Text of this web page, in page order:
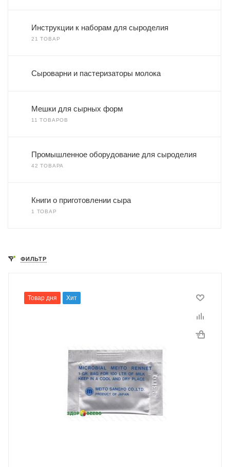
Инструкции к наборам для сыроделия
21 ТОВАР
Сыроварни и пастеризаторы молока
Мешки для сырных форм
11 ТОВАРОВ
Промышленное оборудование для сыроделия
42 ТОВАРА
Книги о приготовлении сыра
1 ТОВАР
ФИЛЬТР
Товар дня Хит